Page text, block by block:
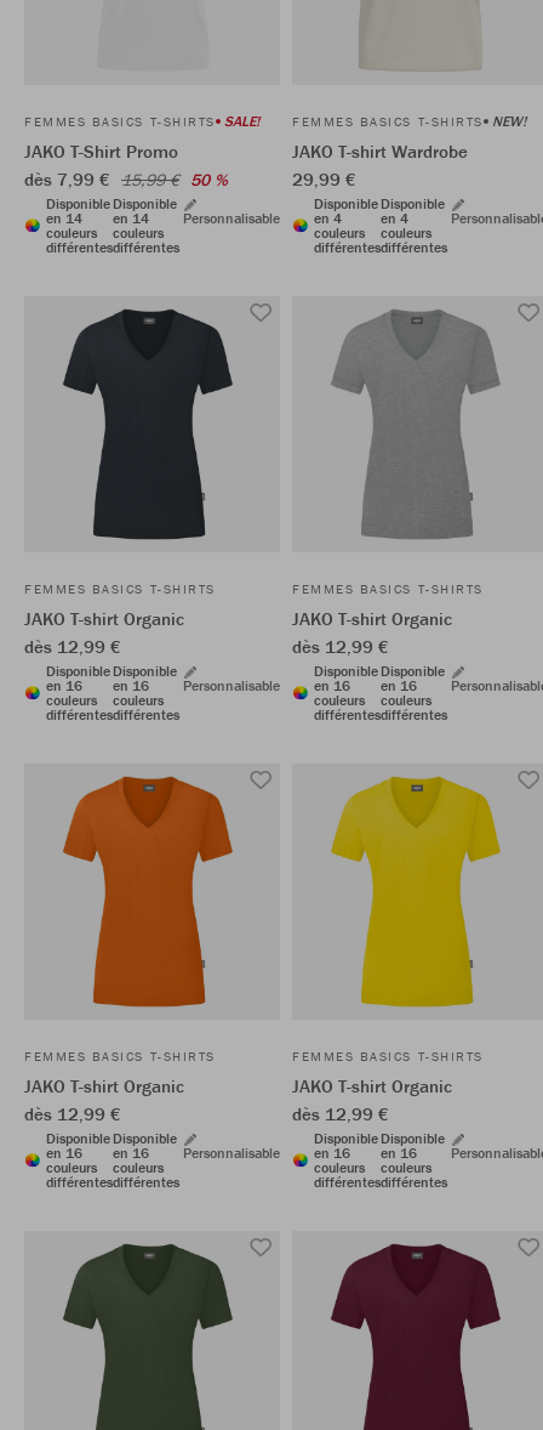
FEMMES BASICS T-SHIRTS SALE!
JAKO T-Shirt Promo
dès 7,99 € 15,99 € 50 %
Disponible
en 14
couleurs
différentes
Disponible
en 14
couleurs
différentes
Personnalisable
FEMMES BASICS T-SHIRTS NEW!
JAKO T-shirt Wardrobe
29,99 €
Disponible
en 4
couleurs
différentes
Disponible
en 4
couleurs
différentes
FEMMES BASICS T-SHIRTS
JAKO T-shirt Organic
dès 12,99 €
Disponible
en 16
couleurs
différentes
Disponible
en 16
couleurs
différentes
Personnalisable
FEMMES BASICS T-SHIRTS
JAKO T-shirt Organic
dès 12,99 €
Disponible
en 16
couleurs
différentes
Disponible
en 16
couleurs
différentes
FEMMES BASICS T-SHIRTS
JAKO T-shirt Organic
dès 12,99 €
Disponible
en 16
couleurs
différentes
Disponible
en 16
couleurs
différentes
Personnalisable
FEMMES BASICS T-SHIRTS
JAKO T-shirt Organic
dès 12,99 €
Disponible
en 16
couleurs
différentes
Disponible
en 16
couleurs
différentes